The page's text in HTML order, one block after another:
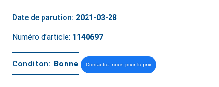
Date de parution: 2021-03-28
Numéro d’article: 1140697
Conditon: Bonne Contactez-nous pour le prix